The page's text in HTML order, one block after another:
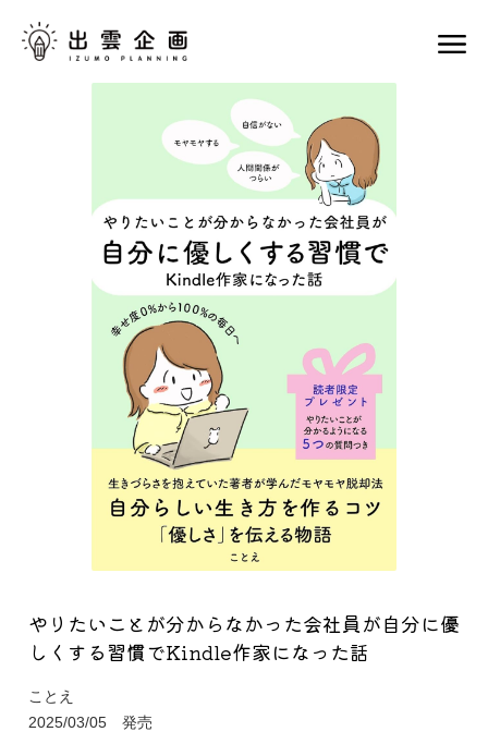
やりたいことが分からなかった会社員が自分に優
しくする習慣でKindle作家になった話
ことえ
2025/03/05 発売